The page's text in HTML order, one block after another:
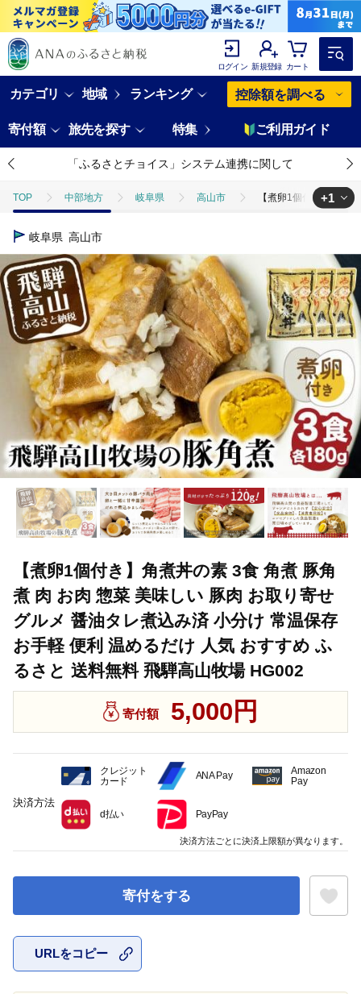
ログイン 新規登録 カート
カテゴリ 地域 ランキング 控除額を調べる
寄付額 旅先を探す 特集 ご利用ガイド
「ふるさとチョイス」システム連携に関して
TOP 中部地方 岐阜県 高山市 【煮卵1個付き】角煮
TOP
+1
岐阜県 高山市
【煮卵1個付き】角煮丼の素 3食 角煮 豚角
煮 肉 お肉 惣菜 美味しい 豚肉 お取り寄せ
グルメ 醤油タレ煮込み済 小分け 常温保存
お手軽 便利 温めるだけ 人気 おすすめ ふ
るさと 送料無料 飛騨高山牧場 HG002
寄付額 5,000円
寄付をする
URLをコピー
決済方法
クレジット
カード
ANA Pay
Amazon
Pay
d払い PayPay
決済方法ごとに決済上限額が異なります。